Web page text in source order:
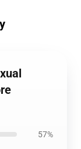
57%